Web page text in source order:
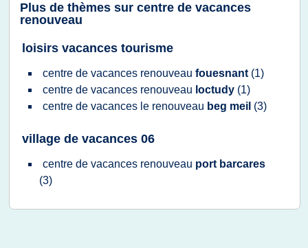
Plus de thèmes sur centre de vacances
renouveau
loisirs vacances tourisme
centre de vacances renouveau fouesnant (1)
centre de vacances renouveau loctudy (1)
centre de vacances le renouveau beg meil (3)
village de vacances 06
centre de vacances renouveau port barcares
(3)